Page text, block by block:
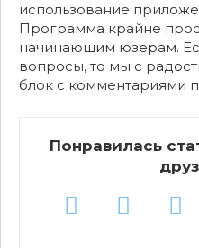
использование
Программа крайне
начинающим юзерам.
вопросы, то мы с
блок с комментариями
Понравилась